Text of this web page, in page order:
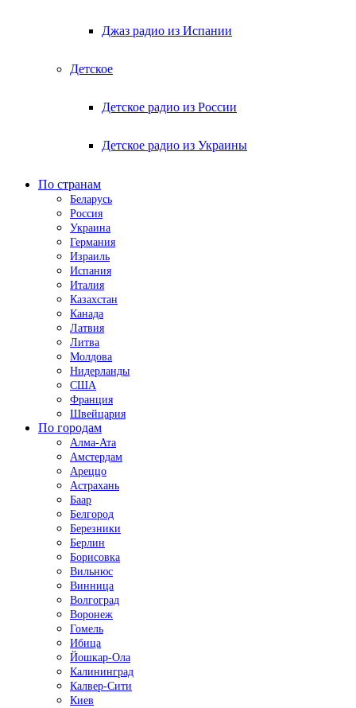
Джаз радио из Испании
Детское
Детское радио из России
Детское радио из Украины
По странам
Беларусь
Россия
Украина
Германия
Израиль
Испания
Италия
Казахстан
Канада
Латвия
Литва
Молдова
Нидерланды
США
Франция
Швейцария
По городам
Алма-Ата
Амстердам
Ареццо
Астрахань
Баар
Белгород
Березники
Берлин
Борисовка
Вильнюс
Винница
Волгоград
Воронеж
Гомель
Ибица
Йошкар-Ола
Калининград
Калвер-Сити
Киев